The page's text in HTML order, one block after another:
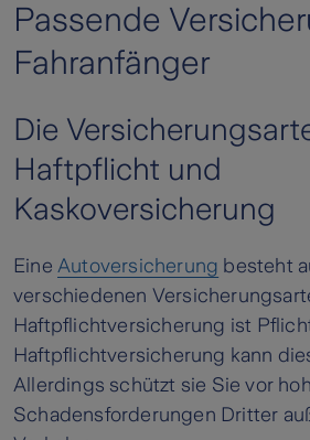
Passende
Fahranfänger
Die
Haftpflicht und
Kaskoversicherung
Eine Autoversicherung besteht
verschiedenen
Haftpflichtversicherung ist
Haftpflichtversicherung kann
Allerdings schützt sie Sie vor
Schadensforderungen Dritter